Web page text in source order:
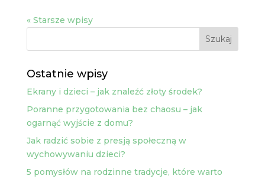
« Starsze wpisy
Ostatnie wpisy
Ekrany i dzieci – jak znaleźć złoty środek?
Poranne przygotowania bez chaosu – jak
ogarnąć wyjście z domu?
Jak radzić sobie z presją społeczną w
wychowywaniu dzieci?
5 pomysłów na rodzinne tradycje, które warto